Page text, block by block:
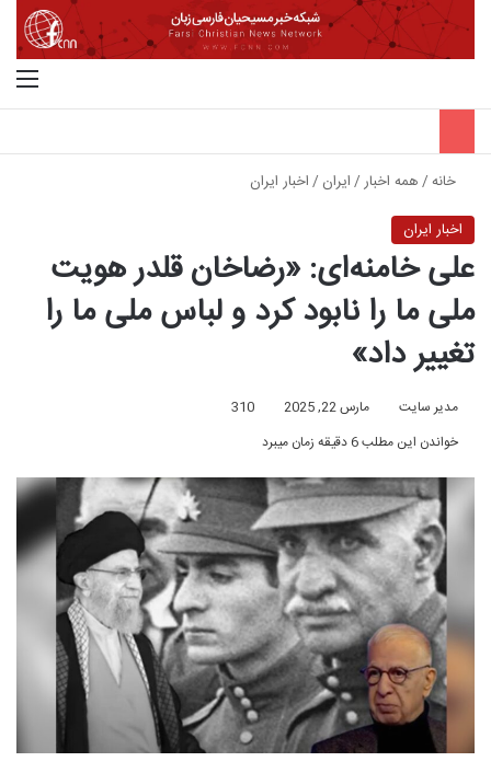
خانه/همه اخبار/ایران /اخبار ایران
اخبار ایران
علی خامنه‌ای: «رضاخان قلدر هویت
ملی ما را نابود کرد و لباس ملی ما را
تغییر داد»
مدیر سایت مارس 22, 2025
310
خواندن این مطلب 6 دقیقه زمان میبرد